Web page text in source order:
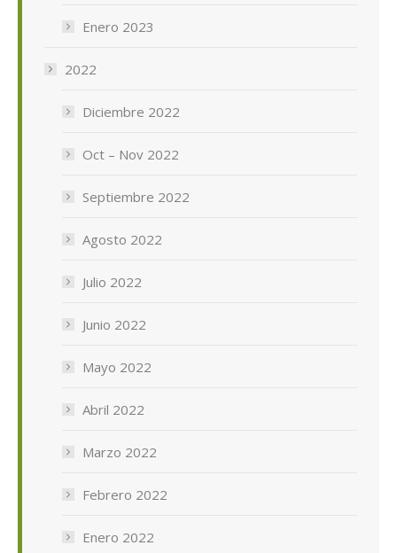
Enero 2023
2022
Diciembre 2022
Oct – Nov 2022
Septiembre 2022
Agosto 2022
Julio 2022
Junio 2022
Mayo 2022
Abril 2022
Marzo 2022
Febrero 2022
Enero 2022